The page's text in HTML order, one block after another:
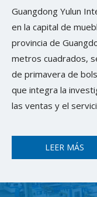
Guangdong Yulun
en la capital de
provincia de
metros cuadrados,
de primavera de
que integra la
las ventas y el
LEER MÁS